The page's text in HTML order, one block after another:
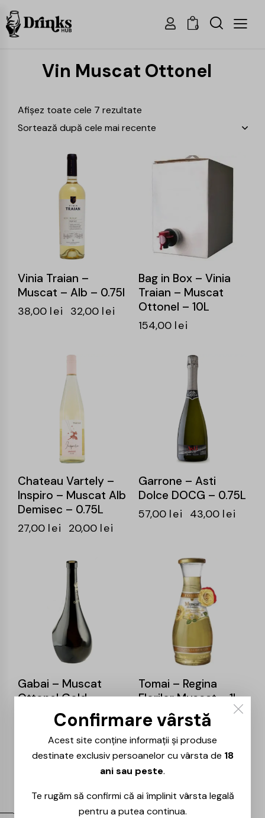
0
Vin Muscat Ottonel
Afișez toate cele 7 rezultate
Vinia Traian –
Muscat – Alb – 0.75l
38,00 lei 32,00 lei
Bag in Box – Vinia
Traian – Muscat
Ottonel – 10L
154,00 lei
Chateau Vartely –
Inspiro – Muscat Alb
Demisec – 0.75L
27,00 lei 20,00 lei
Garrone – Asti
Dolce DOCG – 0.75L
57,00 lei 43,00 lei
Gabai – Muscat
Ottonel Gold –
lei 65,00lei
Tomai – Regina
Florilor Muscat – 1L
22,00lei
Confirmare vârstă
Acest site conține informații și produse
destinate exclusiv persoanelor cu vârsta de 18
ani sau peste.
Te rugăm să confirmi că ai împlinit vârsta legală
pentru a putea continua.